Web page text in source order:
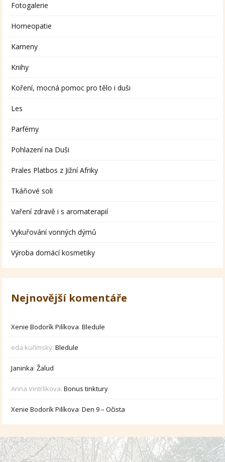
Fotogalerie
Homeopatie
Kameny
Knihy
Koření, mocná pomoc pro tělo i duši
Les
Parfémy
Pohlazení na Duši
Prales Platbos z Jižní Afriky
Tkáňové soli
Vaření zdravě i s aromaterapií
Vykuřování vonných dýmů
Výroba domácí kosmetiky
Nejnovější komentáře
Xenie Bodorík Pilíkova:Bledule
eda kuřímský:Bledule
Janinka:Žalud
Anna Vintrlikova:Bonus tinktury
Xenie Bodorík Pilíkova:Den 9 – Očista